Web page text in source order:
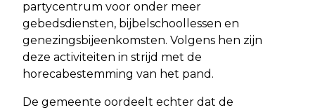
partycentrum voor onder meer
gebedsdiensten, bijbelschoollessen en
genezingsbijeenkomsten. Volgens hen zijn
deze activiteiten in strijd met de
horecabestemming van het pand.
De gemeente oordeelt echter dat de